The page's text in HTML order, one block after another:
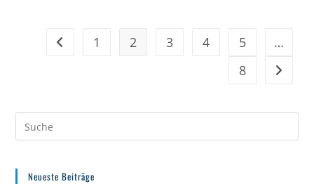
Jetzt
Die
Gehe zur vorherigen Seite
1 2 3 4 5
…
8
Gehe
Neueste Beiträge